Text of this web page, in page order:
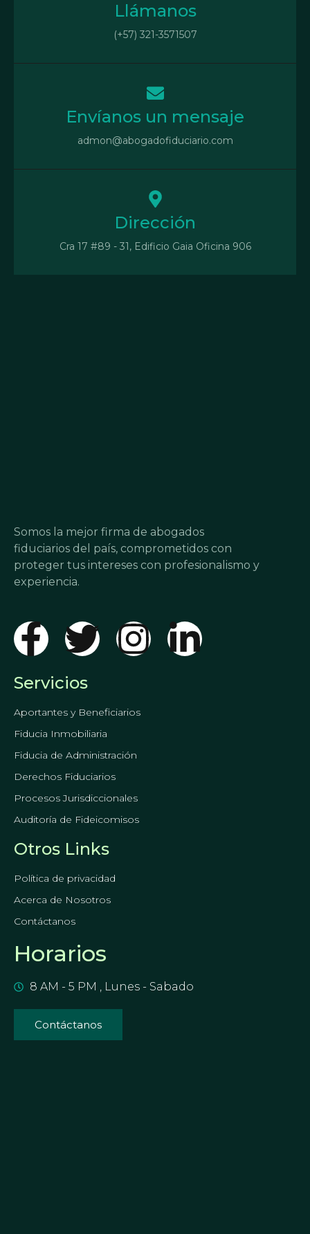
Llámanos
(+57) 321-3571507
Envíanos un mensaje
admon@abogadofiduciario.com
Dirección
Cra 17 #89 - 31, Edificio Gaia Oficina 906
Somos la mejor firma de abogados
fiduciarios del país, comprometidos con
proteger tus intereses con profesionalismo y
experiencia.
Servicios
Aportantes y Beneficiarios
Fiducia Inmobiliaria
Fiducia de Administración
Derechos Fiduciarios
Procesos Jurisdiccionales
Auditoría de Fideicomisos
Otros Links
Política de privacidad
Acerca de Nosotros
Contáctanos
Horarios
8 AM - 5 PM , Lunes - Sabado
Contáctanos